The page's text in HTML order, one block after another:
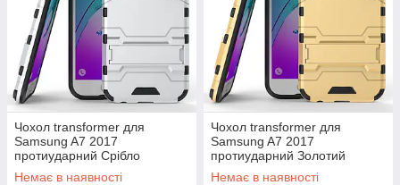
Чохол transformer для
Samsung A7 2017
протиударний Срібло
Немає в наявності
Чохол transformer для
Samsung A7 2017
протиударний Золотий
Немає в наявності